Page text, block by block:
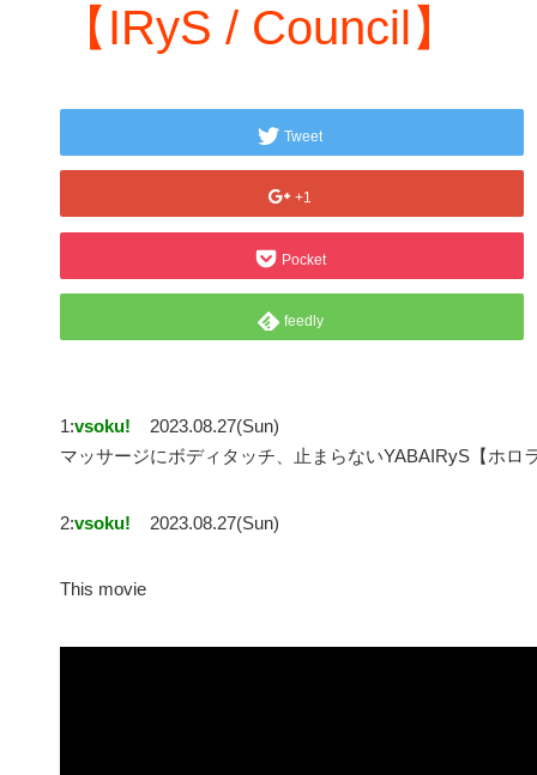
【IRyS / Council】
Tweet
+1
Pocket
feedly
1:vsoku!
2023.08.27(Sun)
マッサージにボディタッチ、止まらないYABAIRyS【ホ
2:vsoku! 2023.08.27(Sun)
This movie